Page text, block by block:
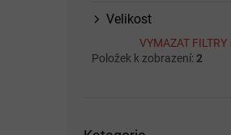
Velikost
VYMAZAT FILTRY
Položek k zobrazení: 2